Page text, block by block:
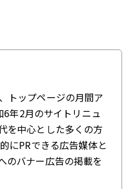
トップページの月間ア
年2月のサイトリニュ
を中心とした多くの方
にPRできる広告媒体と
のバナー広告の掲載を